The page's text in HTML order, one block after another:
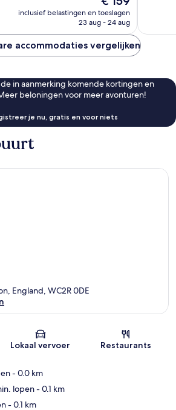
prijs
is
inclusief belastingen en toeslagen
23 aug - 24 aug
accommodaties vergelijken
in aanmerking komende kortingen en
beloningen voor meer avonturen!
je nu, gratis en voor niets
Kaart
England, WC2R 0DE
Lokaal vervoer Restaurants
- 0.0 km
lopen- 0.1 km
- 0.1 km